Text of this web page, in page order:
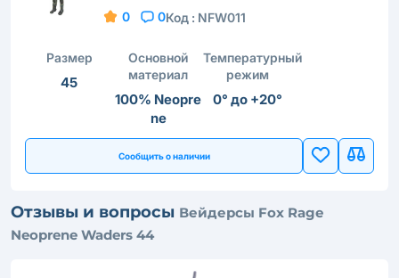
0 0Код : NFW011
Размер
45
Основной
материал
100% Neopre
ne
Температурный
режим
0° до +20°
Сообщить о наличии
Отзывы и вопросы Вейдерсы Fox Rage
Neoprene Waders 44